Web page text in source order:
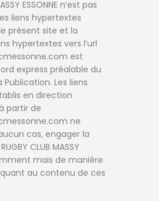
ESSONNE n’est pas
liens hypertextes
présent site et la
hypertextes vers l’url
est
express préalable du
Les liens
en direction
partir de
ne
cas, engager la
CLUB MASSY
mais de manière
au contenu de ces